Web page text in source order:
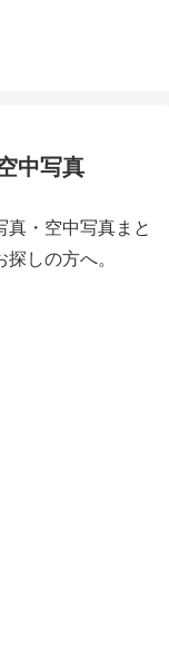
中写真
真・空中写真まと
しの方へ。